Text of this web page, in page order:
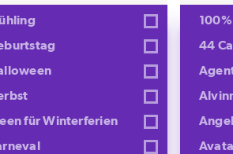
für Winterferien
44